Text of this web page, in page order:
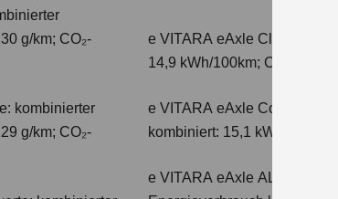
g/km; CO₂-
kombinierter
g/km; CO₂-
e VITARA eAxle Club (49
14,9 kWh/100km; CO₂-
e VITARA eAxle Comfort (61
kombiniert: 15,1 kWh/
e VITARA eAxle ALLGRIP-e